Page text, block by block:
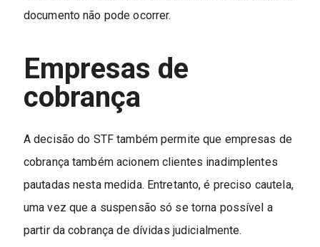
documento não pode ocorrer.
Empresas de
cobrança
A decisão do STF também permite que empresas de
cobrança também acionem clientes inadimplentes
pautadas nesta medida. Entretanto, é preciso cautela,
uma vez que a suspensão só se torna possível a
partir da cobrança de dívidas judicialmente.